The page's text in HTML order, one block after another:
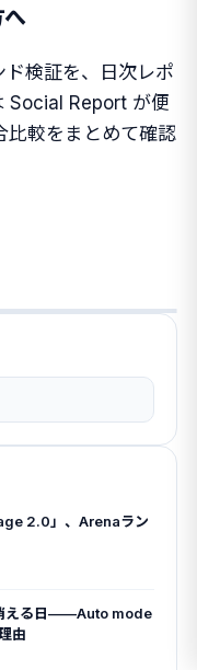
へ
検証を、日次レポ
Social Report が便
比較をまとめて確認
2.0」、Arenaラン
える日——Auto mode
由